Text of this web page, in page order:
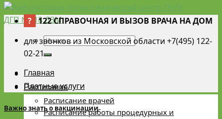
Главная
Расписание
Расписание врачей
Расписание работы процедурных и
? 122 СПРАВОЧНАЯ И ВЫЗОВ ВРАЧА НА ДОМ
для звонков из Московской области +7(495) 122-
02-21
Платные услуги
Важно знать о вакцинации